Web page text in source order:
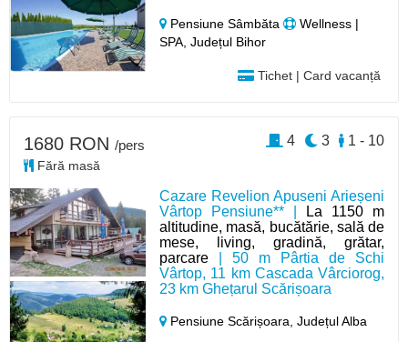
Pensiune Sâmbăta
Wellness |
SPA, Județul Bihor
Tichet | Card vacanță
Cazare Revelion Apuseni Arieșeni
Vârtop Pensiune** |
La 1150 m
altitudine, masă, bucătărie, sală de
mese, living, gradină, grătar,
parcare | 50 m Pârtia de Schi
Vârtop, 11 km Cascada Vârciorog,
23 km Ghețarul Scărișoara
Pensiune Scărișoara,Județul Alba
1680 RON /pers
Fără masă
1 - 10
3
4